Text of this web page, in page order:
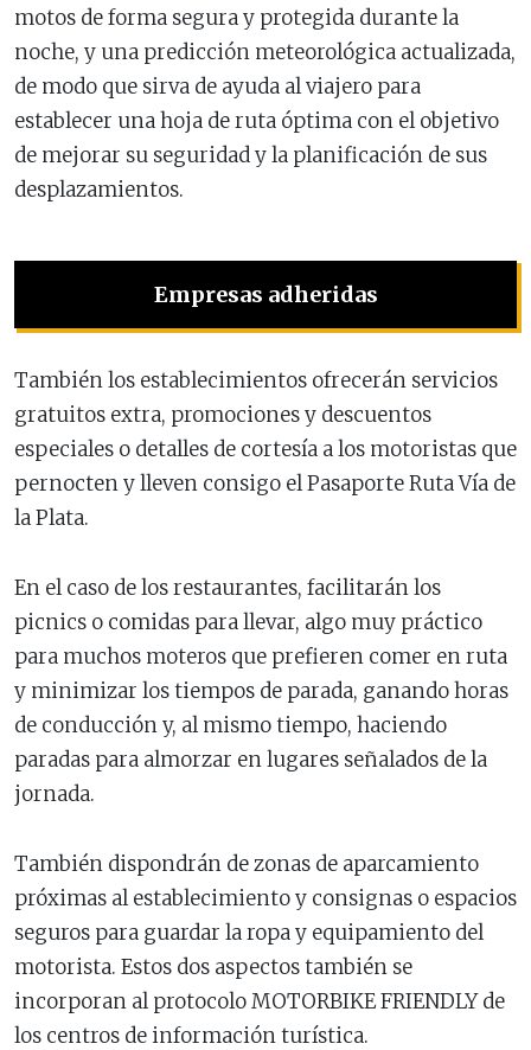
motos de forma segura y protegida durante la
noche, y una predicción meteorológica actualizada,
de modo que sirva de ayuda al viajero para
establecer una hoja de ruta óptima con el objetivo
de mejorar su seguridad y la planificación de sus
desplazamientos.
Empresas adheridas
También los establecimientos ofrecerán servicios
gratuitos extra, promociones y descuentos
especiales o detalles de cortesía a los motoristas que
pernocten y lleven consigo el Pasaporte Ruta Vía de
la Plata.
En el caso de los restaurantes, facilitarán los
picnics o comidas para llevar, algo muy práctico
para muchos moteros que prefieren comer en ruta
y minimizar los tiempos de parada, ganando horas
de conducción y, al mismo tiempo, haciendo
paradas para almorzar en lugares señalados de la
jornada.
También dispondrán de zonas de aparcamiento
próximas al establecimiento y consignas o espacios
seguros para guardar la ropa y equipamiento del
motorista. Estos dos aspectos también se
incorporan al protocolo MOTORBIKE FRIENDLY de
los centros de información turística.